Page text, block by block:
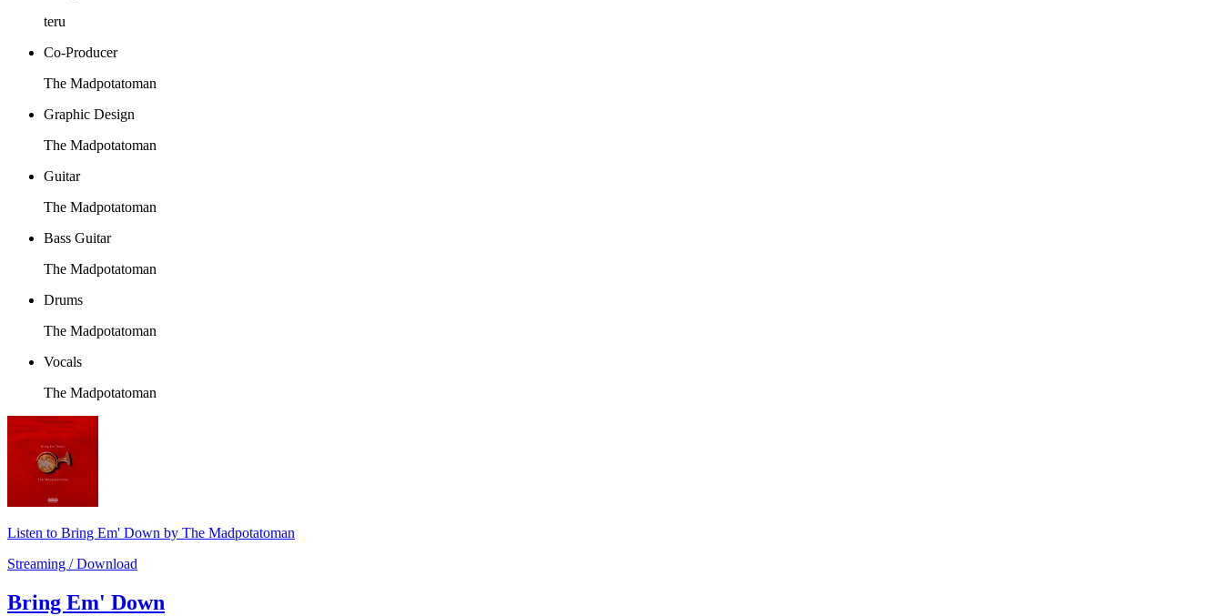
teru
Co-Producer
The Madpotatoman
Graphic Design
The Madpotatoman
Guitar
The Madpotatoman
Bass Guitar
The Madpotatoman
Drums
The Madpotatoman
Vocals
The Madpotatoman
Listen to Bring Em' Down by The Madpotatoman
Streaming / Download
Bring Em' Down